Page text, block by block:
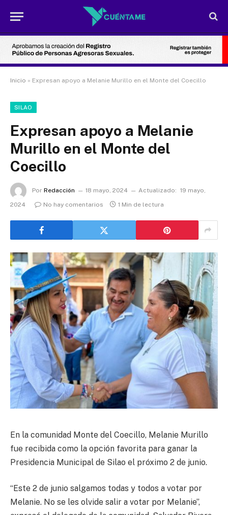
Inicio » Expresan apoyo a Melanie Murillo en el Monte del Coecillo
SILAO
Expresan apoyo a Melanie
Murillo en el Monte del
Coecillo
Por Redacción 18 mayo, 2024 Actualizado: 19 mayo,
2024
No hay comentarios 1 Min de lectura
En la comunidad Monte del Coecillo, Melanie Murillo
fue recibida como la opción favorita para ganar la
Presidencia Municipal de Silao el próximo 2 de junio.
“Este 2 de junio salgamos todas y todos a votar por
Melanie. No se les olvide salir a votar por Melanie”,